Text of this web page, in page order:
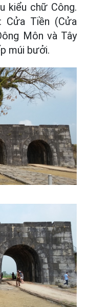
kiểu chữ Công.
Cửa Tiền (Cửa
Môn và Tây
múi bưởi.